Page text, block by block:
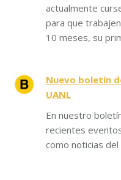
actualmente
para que
10 meses, su
Nuevo boletín
UANL
En nuestro
recientes
como noticias